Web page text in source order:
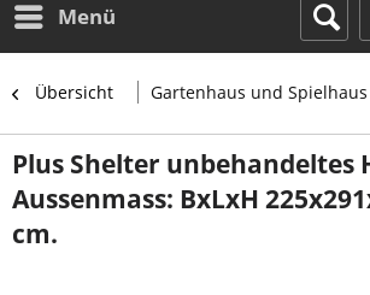
Menü
Übersicht Gartenhaus und Spielhaus
Plus Shelter unbehandeltes
Aussenmass: BxLxH
cm.